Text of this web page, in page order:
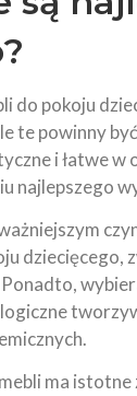
do pokoju
te powinny
i łatwe
najlepszego
mebli ma istotne